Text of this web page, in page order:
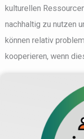
kulturellen
nachhaltig zu nutzen
können relativ
kooperieren, wenn